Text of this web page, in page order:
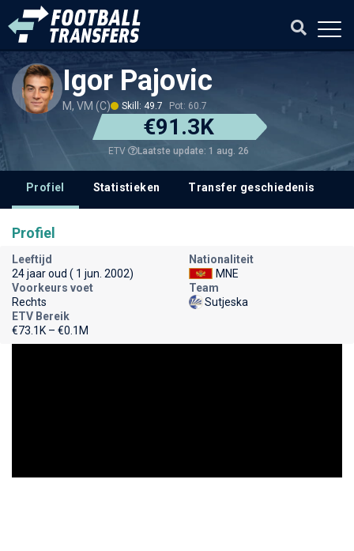
Igor Pajovic
M, VM (C) Skill: 49.7 Pot: 60.7
€91.3K
ETV Laatste update: 1 aug. 26
Profiel Statistieken Transfer geschiedenis
Profiel
Leeftijd
24 jaar oud ( 1 jun. 2002)
Nationaliteit
MNE
Voorkeurs voet
Rechts
Team
Sutjeska
ETV Bereik
€73.1K – €0.1M